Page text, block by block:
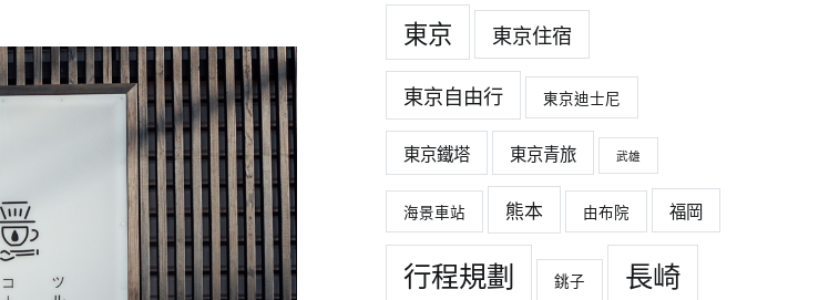
東京 東京住宿
東京自由行 東京迪士尼
東京鐵塔 東京青旅 武雄
海景車站 熊本 由布院 福岡
行程規劃 銚子 長崎